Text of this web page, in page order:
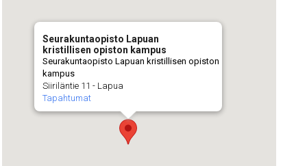
Seurakuntaopisto Lapuan
kristillisen opiston kampus
Seurakuntaopisto Lapuan kristillisen opiston
kampus
Siiriläntie 11 - Lapua
Tapahtumat